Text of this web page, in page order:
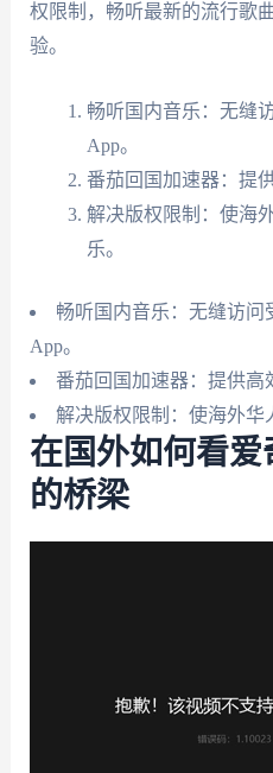
权限制，畅听最新的流行歌
验。
畅听国内音乐：无缝
App。
番茄回国加速器：提
解决版权限制：使海
乐。
畅听国内音乐：无缝访问
App。
番茄回国加速器：提供高
解决版权限制：使海外华
在国外如何看
的桥梁